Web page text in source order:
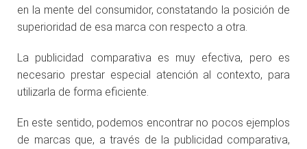
en la mente del consumidor, constatando la posición de
superioridad de esa marca con respecto a otra.
La publicidad comparativa es muy efectiva, pero es
necesario prestar especial atención al contexto, para
utilizarla de forma eficiente.
En este sentido, podemos encontrar no pocos ejemplos
de marcas que, a través de la publicidad comparativa,